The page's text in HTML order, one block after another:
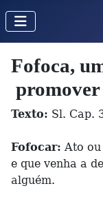
Fofoca,
promover
Texto: Sl. Cap.
Fofocar: Ato
e que venha a
alguém.